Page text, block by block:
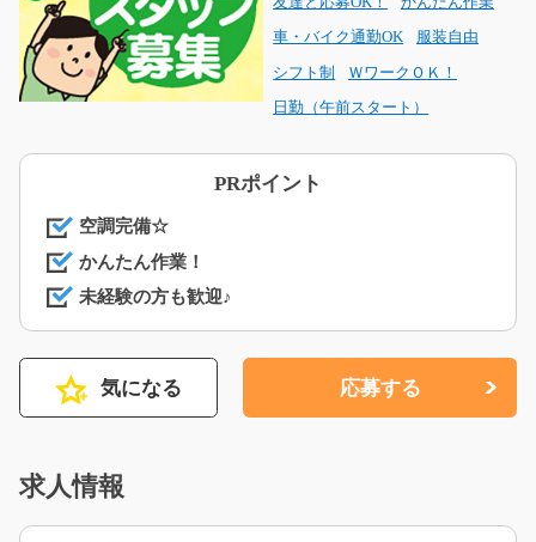
車・バイク通勤OK 服装自由
シフト制 ＷワークＯＫ！
日勤（午前スタート）
PRポイント
空調完備☆
かんたん作業！
未経験の方も歓迎♪
気になる 応募する
求人情報